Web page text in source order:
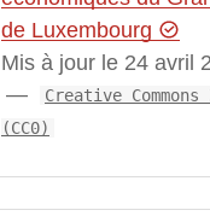
de Luxembourg
Mis à jour le 24 avril
Creative Commons
(CC0)